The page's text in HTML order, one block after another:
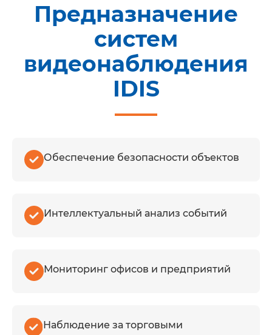
Предназначение
систем
видеонаблюдения
IDIS
Обеспечение безопасности объектов
Интеллектуальный анализ событий
Мониторинг офисов и предприятий
Наблюдение за торговыми